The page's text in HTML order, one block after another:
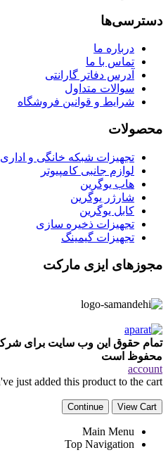
دسترسی‌ها
درباره ما
تماس با ما
آدرس دفاتر گارانتی
سوالات متداول
شرایط و قوانین فروشگاه
محصولات
تجهیزات شبکه خانگی و اداری
لوازم جانبی کامپیوتر
هاب یوگرین
شارژر یوگرین
کابل یوگرین
تجهیزات ذخیره سازی
تجهیزات گیمینگ
مجوزهای ایزی مارکت
تمام حقوق این وب سایت برای
محفوظ است
account
just added this product to the cart:
View Cart
Continue
Main Menu
Top Navigation